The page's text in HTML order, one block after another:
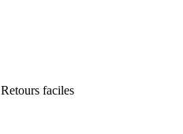
Retours faciles